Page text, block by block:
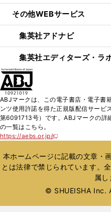
その他WEBサービス
集英社アドナビ
集英社エディターズ・ラ
ABJマークは、この電子書店・電子書
ンツ使用許諾を得た正規版配信サービ
第6091713号）です。ABJマークの詳
の一覧はこちら。
https://aebs.or.jp/
新
い
ウ
ィ
ウ
本ホームページに記載の文章・
とは法律で禁じられています。
属し
© SHUEISHA Inc.